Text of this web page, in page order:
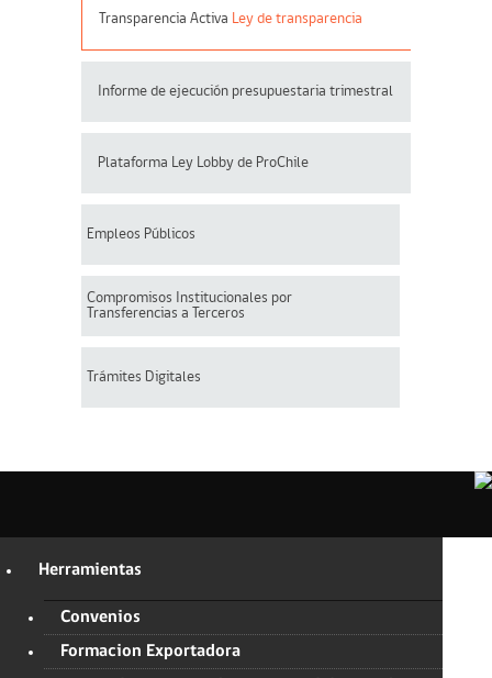
Transparencia Activa Ley de transparencia
Informe de ejecución presupuestaria trimestral
Plataforma Ley Lobby de ProChile
Empleos Públicos
Compromisos Institucionales por
Transferencias a Terceros
Trámites Digitales
Herramientas
Convenios
Formacion Exportadora